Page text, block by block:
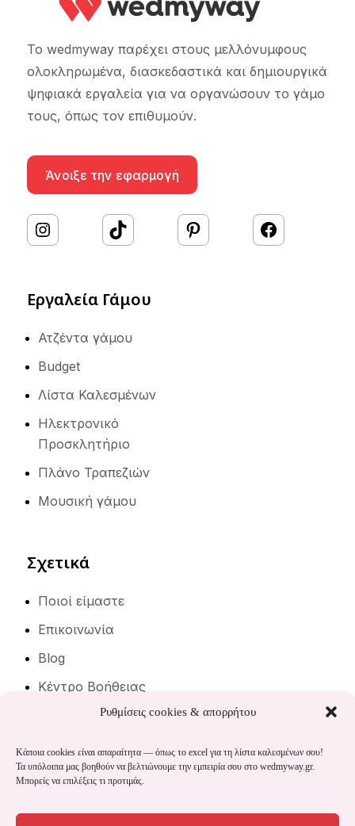
Ρυθμίσεις cookies & απορρήτου
Κάποια cookies είναι απαραίτητα — όπως το excel για τη λίστα καλεσμένων σου!
Τα υπόλοιπα μας βοηθούν να βελτιώνουμε την εμπειρία σου στο wedmyway.gr.
Μπορείς να επιλέξεις τι προτιμάς.
Το wedmyway παρέχει στους μελλόνυμφους
ολοκληρωμένα, διασκεδαστικά και δημιουργικά
ψηφιακά εργαλεία για να οργανώσουν το γάμο
τους, όπως τον επιθυμούν.
Άνοιξε την εφαρμογή
# TikTok Pinterest Facebook
Εργαλεία Γάμου
Ατζέντα γάμου
Budget
Λίστα Καλεσμένων
Ηλεκτρονικό
Προσκλητήριο
Πλάνο Τραπεζιών
Μουσική γάμου
Σχετικά
Ποιοί είμαστε
Επικοινωνία
Blog
Κέντρο Βοήθειας
Πολιτική Cookies
Πολιτική Απορρήτου